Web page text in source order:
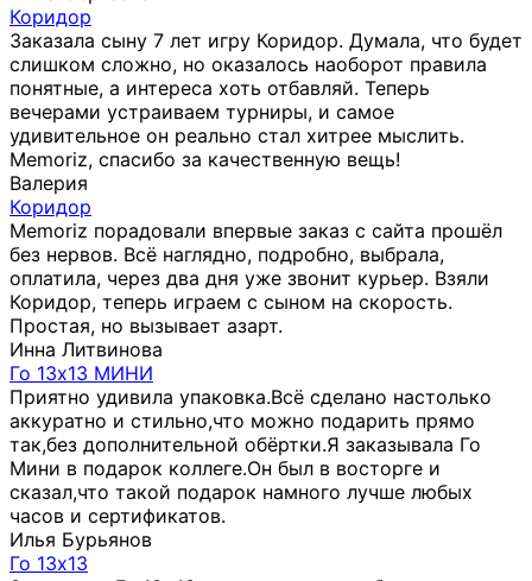
Коридор
Заказала сыну 7 лет игру Коридор. Думала, что будет
слишком сложно, но оказалось наоборот правила
понятные, а интереса хоть отбавляй. Теперь
вечерами устраиваем турниры, и самое
удивительное он реально стал хитрее мыслить.
Memoriz, спасибо за качественную вещь!
Валерия
Коридор
Memoriz порадовали впервые заказ с сайта прошёл
без нервов. Всё наглядно, подробно, выбрала,
оплатила, через два дня уже звонит курьер. Взяли
Коридор, теперь играем с сыном на скорость.
Простая, но вызывает азарт.
Инна Литвинова
Го 13х13 МИНИ
Приятно удивила упаковка.Всё сделано настолько
аккуратно и стильно,что можно подарить прямо
так,без дополнительной обёртки.Я заказывала Го
Мини в подарок коллеге.Он был в восторге и
сказал,что такой подарок намного лучше любых
часов и сертификатов.
Илья Бурьянов
Го 13х13